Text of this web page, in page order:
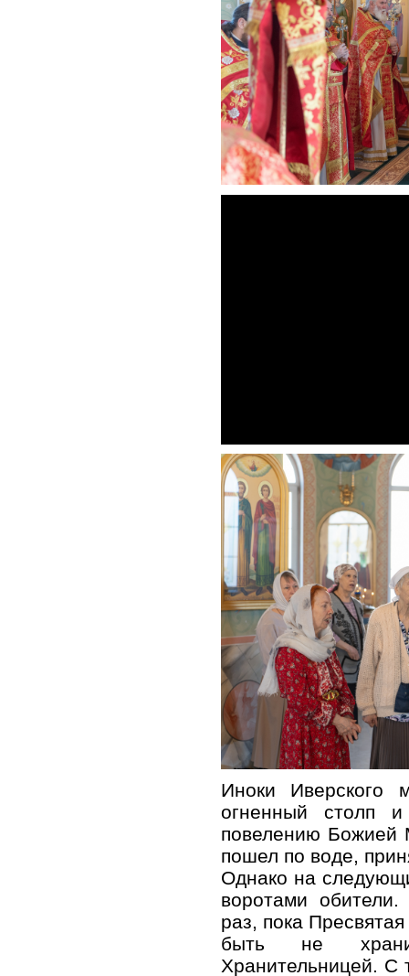
Иноки Иверского
огненный столп
повелению Божией
пошел по воде,
Однако на
воротами обители.
раз, пока
быть не
Хранительницей. С